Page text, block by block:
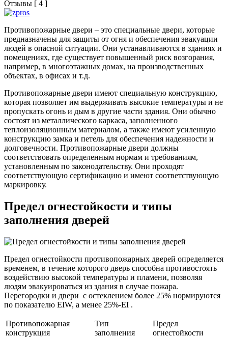
Отзывы [ 4 ]
Противопожарные двери – это специальные двери, которые
предназначены для защиты от огня и обеспечения эвакуации
людей в опасной ситуации. Они устанавливаются в зданиях и
помещениях, где существует повышенный риск возгорания,
например, в многоэтажных домах, на производственных
объектах, в офисах и т.д.
Противопожарные двери имеют специальную конструкцию,
которая позволяет им выдерживать высокие температуры и не
пропускать огонь и дым в другие части здания. Они обычно
состоят из металлического каркаса, заполненного
теплоизоляционным материалом, а также имеют усиленную
конструкцию замка и петель для обеспечения надежности и
долговечности. Противопожарные двери должны
соответствовать определенным нормам и требованиям,
установленным по законодательству. Они проходят
соответствующую сертификацию и имеют соответствующую
маркировку.
Предел огнестойкости и типы
заполнения дверей
Предел огнестойкости противопожарных дверей определяется
временем, в течение которого дверь способна противостоять
воздействию высокой температуры и пламени, позволяя
людям эвакуироваться из здания в случае пожара.
Перегородки и двери с остеклением более 25% нормируются
по показателю EIW, а менее 25%-EI .
Противопожарная
конструкция
Тип
заполнения
Предел
огнестойкости